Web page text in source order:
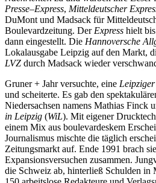
Presse–Express, Mitteldeutscher
DuMont und Madsack für
Boulevardzeitung. Der Express hielt
dann eingestellt. Die Hannoversche
Lokalausgabe Leipzig auf den Markt,
LVZ durch Madsack wieder
Gruner + Jahr versuchte, eine
und scheiterte. Es gab den
Niedersachsen namens Mathias Finck
in Leipzig (WiL). Mit eigener
einem Mix aus boulevardeskem
Journalismus mischte die täglich
Zeitungsmarkt auf. Ende 1991 brach
Expansionsversuchen zusammen.
die Schweiz ab, hinterließ Schulden in